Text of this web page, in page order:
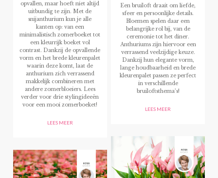
opvallen, maar hoeft niet altijd
uitbundig te zijn. Met de
snijanthurium kun je alle
kanten op: van een
minimalistisch zomerboeket tot
een kleurrijk boeket vol
contrast. Dankzij de opvallende
vorm en het brede kleurenpalet
waarin deze komt, laat de
anthurium zich verrassend
makkelijk combineren met
andere zomerbloeiers. Lees
verder voor drie stylingideeën
voor een mooi zomerboeket!
LEES MEER
Een bruiloft draait om liefde,
sfeer en persoonlijke details.
Bloemen spelen daar een
belangrijke rol bij, van de
ceremonie tot het diner.
Anthuriums zijn hiervoor een
verrassend veelzijdige keuze.
Dankzij hun elegante vorm,
lange houdbaarheid en brede
kleurenpalet passen ze perfect
in verschillende
bruiloftsthema’s!
LEES MEER